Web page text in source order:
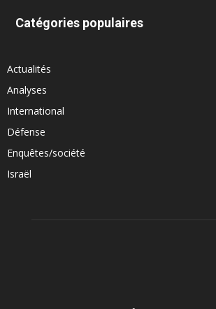
Catégories populaires
Actualités
Analyses
International
Défense
Enquêtes/société
Israël